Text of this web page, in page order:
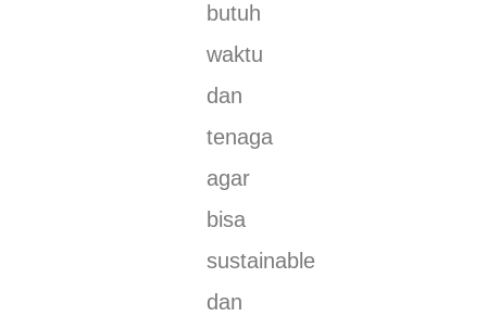
butuh
waktu
dan
tenaga
agar
bisa
sustainable
dan